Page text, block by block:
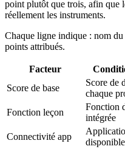
point plutôt que trois, afin que
réellement les instruments.
Chaque ligne indique : nom
points attribués.
Facteur
Score de base
Score de
chaque
Fonction leçon
Fonction
intégrée
Connectivité app
disponible